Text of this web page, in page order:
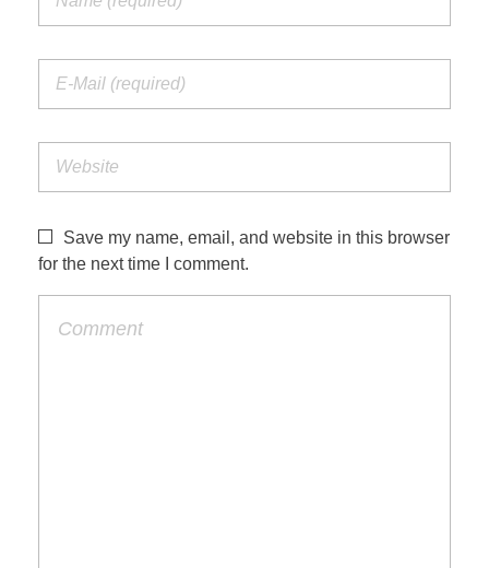
Save my name, email, and website in this browser
for the next time I comment.